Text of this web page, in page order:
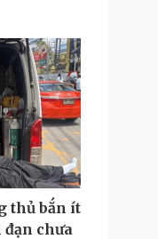
thủ bắn ít
đạn chưa